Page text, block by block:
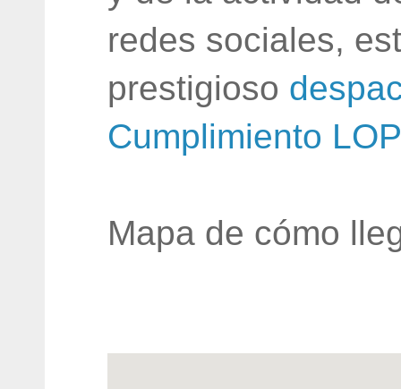
redes sociales,
prestigioso
Cumplimiento
Mapa de cómo